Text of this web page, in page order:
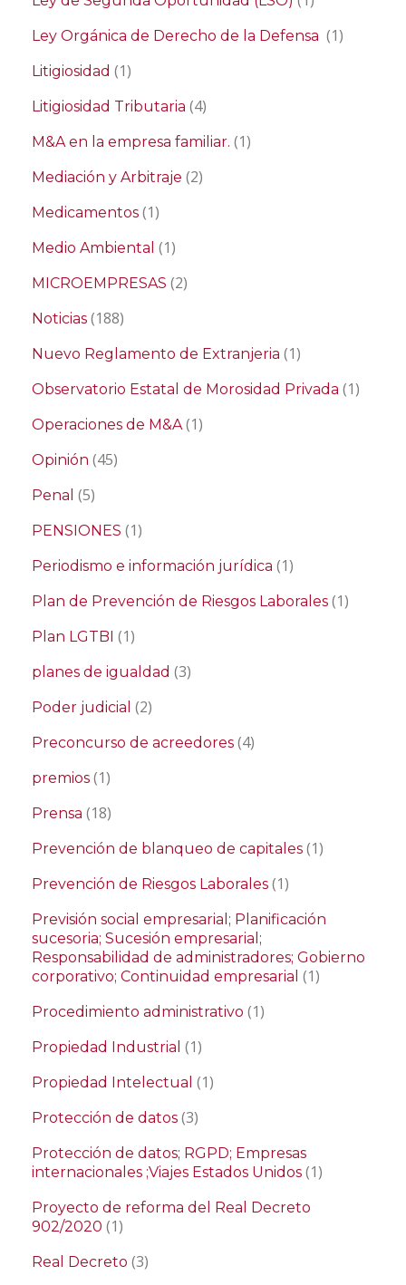
Ley Orgánica de Derecho de la Defensa (1)
Litigiosidad (1)
Litigiosidad Tributaria (4)
M&A en la empresa familiar. (1)
Mediación y Arbitraje (2)
Medicamentos (1)
Medio Ambiental (1)
MICROEMPRESAS (2)
Noticias (188)
Nuevo Reglamento de Extranjeria (1)
Observatorio Estatal de Morosidad Privada (1)
Operaciones de M&A(1)
Opinión (45)
Penal (5)
PENSIONES (1)
Periodismo e información jurídica (1)
Plan de Prevención de Riesgos Laborales (1)
Plan LGTBI (1)
planes de igualdad (3)
Poder judicial (2)
Preconcurso de acreedores (4)
premios (1)
Prensa (18)
Prevención de blanqueo de capitales (1)
Prevención de Riesgos Laborales (1)
Previsión social empresarial; Planificación
sucesoria; Sucesión empresarial;
Responsabilidad de administradores; Gobierno
corporativo; Continuidad empresarial (1)
Procedimiento administrativo (1)
Propiedad Industrial (1)
Propiedad Intelectual (1)
Protección de datos (3)
Protección de datos; RGPD; Empresas
internacionales ;Viajes Estados Unidos (1)
Proyecto de reforma del Real Decreto
902/2020 (1)
Real Decreto (3)